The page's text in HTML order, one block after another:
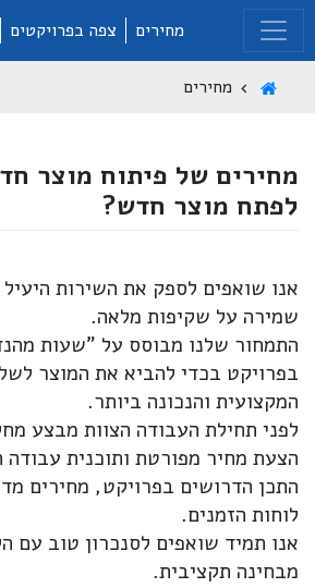
מחירים צפה בפרויקטים
מחירים
מחירים של פיתוח מוצר
לפתח מוצר חדש?
אנו שואפים לספק את השירות היעיל
שמירה על שקיפות מלאה.
התמחור שלנו מבוסס על "שעות
בפרויקט בכדי להביא את המוצר
המקצועית והנכונה ביותר.
לפני תחילת העבודה הצוות מבצע
הצעת מחיר מפורטת ותוכנית
התכן הדרושים בפרויקט, מחירים
לוחות הזמנים.
אנו תמיד שואפים לסנכרון טוב עם
מבחינה תקציבית.